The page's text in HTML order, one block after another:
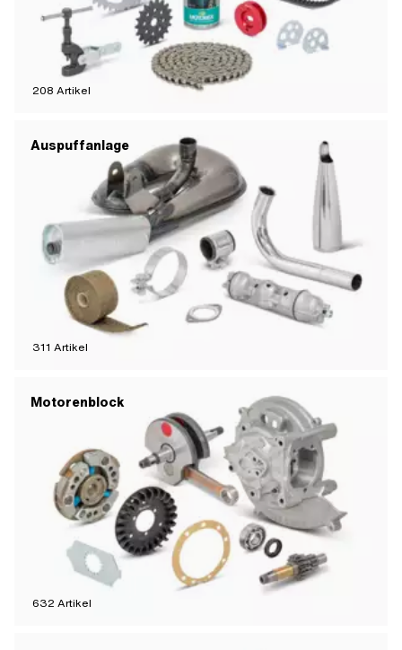
208 Artikel
Auspuffanlage
311 Artikel
Motorenblock
632 Artikel